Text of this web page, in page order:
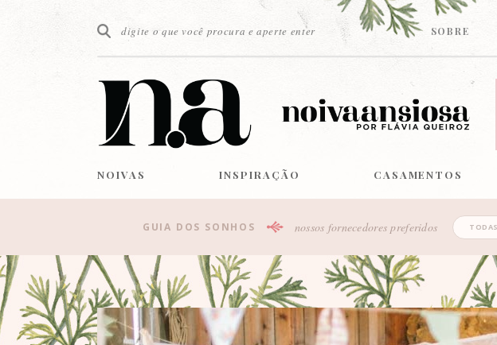
SOBRE
NOIVAS INSPIRAÇÃO CASAMENTOS
GUIA DOS SONHOS nossos fornecedores preferidos